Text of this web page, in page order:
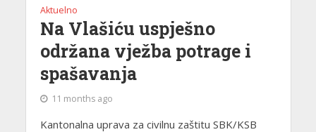
Aktuelno
Na Vlašiću uspješno
održana vježba potrage i
spašavanja
11 months ago
Kantonalna uprava za civilnu zaštitu SBK/KSB